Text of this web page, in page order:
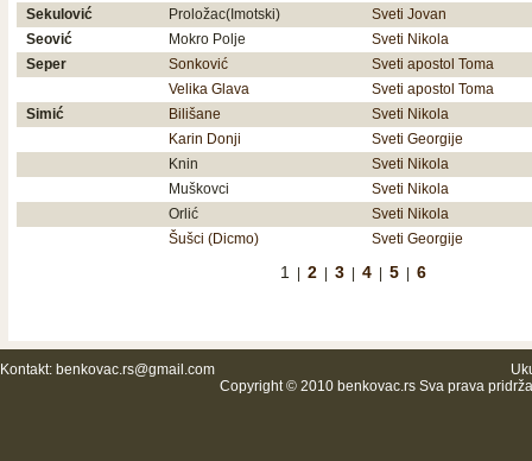
Sekulović
Proložac(Imotski)
Sveti Jovan
Seović
Mokro Polje
Sveti Nikola
Seper
Sonković
Sveti apostol Toma
Velika Glava
Sveti apostol Toma
Simić
Bilišane
Sveti Nikola
Karin Donji
Sveti Georgije
Knin
Sveti Nikola
Muškovci
Sveti Nikola
Orlić
Sveti Nikola
Šušci (Dicmo)
Sveti Georgije
1| 2| 3| 4| 5| 6
Kontakt: benkovac.rs@gmail.com
Copyright © 2010 benkovac.rs Sva prava